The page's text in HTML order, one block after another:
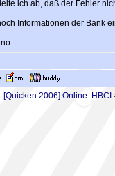
ich ab, daß der Fehler
Informationen der Bank
[Quicken 2006] Online: HBCI